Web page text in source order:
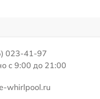
023-41-97
с 9:00 до 21:00
whirlpool.ru